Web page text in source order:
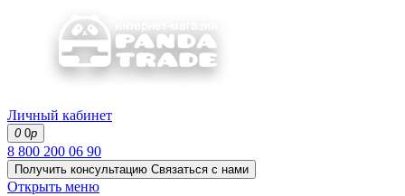
Личный кабинет
0 0р
8 800 200 06 90
Получить консультацию Связаться с нами
Открыть меню